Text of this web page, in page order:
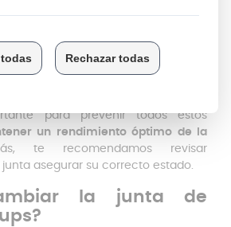
en el agua o el café, causado
material
para prevenir todos estos
un rendimiento óptimo de la
te recomendamos revisar
asegurar su correcto estado.
la junta de